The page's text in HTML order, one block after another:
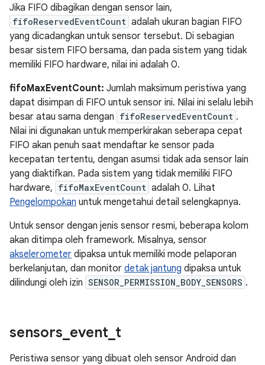
Jika FIFO dibagikan dengan sensor lain,
fifoReservedEventCount adalah ukuran bagian FIFO
yang dicadangkan untuk sensor tersebut. Di sebagian
besar sistem FIFO bersama, dan pada sistem yang tidak
memiliki FIFO hardware, nilai ini adalah 0.
fifoMaxEventCount: Jumlah maksimum peristiwa yang
dapat disimpan di FIFO untuk sensor ini. Nilai ini selalu lebih
besar atau sama dengan fifoReservedEventCount .
Nilai ini digunakan untuk memperkirakan seberapa cepat
FIFO akan penuh saat mendaftar ke sensor pada
kecepatan tertentu, dengan asumsi tidak ada sensor lain
yang diaktifkan. Pada sistem yang tidak memiliki FIFO
hardware, fifoMaxEventCount adalah 0. Lihat
Pengelompokan untuk mengetahui detail selengkapnya.
Untuk sensor dengan jenis sensor resmi, beberapa kolom
akan ditimpa oleh framework. Misalnya, sensor
akselerometer dipaksa untuk memiliki mode pelaporan
berkelanjutan, dan monitor detak jantung dipaksa untuk
dilindungi oleh izin SENSOR_PERMISSION_BODY_SENSORS .
sensors event t
Peristiwa sensor yang dibuat oleh sensor Android dan